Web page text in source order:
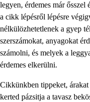
legyen, érdemes már ősszel
a cikk lépésről lépésre
nélkülözhetetlenek a gyep
szerszámokat, anyagokat
számolni, és melyek a
érdemes elkerülni.
Cikkünkben tippeket,
kerted pázsitja a tavasz